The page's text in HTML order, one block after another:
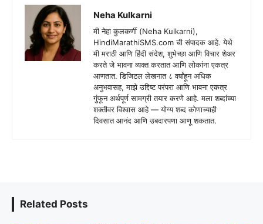
Neha Kulkarni
मी नेहा कुलकर्णी (Neha Kulkarni),
HindiMarathiSMS.com ची संपादक आहे. येथे
मी मराठी आणि हिंदी संदेश, शुभेच्छा आणि विचार शेअर
करते जे भावना व्यक्त करतात आणि लोकांना एकत्र
आणतात. डिजिटल लेखनात ८ वर्षांहून अधिक
अनुभवासह, माझे उद्दिष्ट परंपरा आणि भावना एकत्र
गुंफून अर्थपूर्ण सामग्री तयार करणे आहे. मला शब्दांच्या
शक्तीवर विश्वास आहे — योग्य शब्द कोणाच्याही
दिवसात आनंद आणि उबदारपणा आणू शकतात.
Related Posts